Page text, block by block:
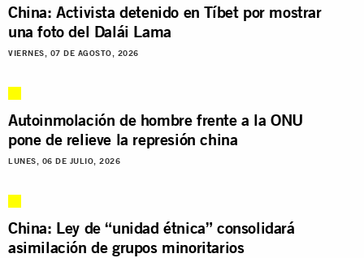
China: Activista detenido en Tíbet por mostrar
una foto del Dalái Lama
VIERNES, 07 DE AGOSTO, 2026
Autoinmolación de hombre frente a la ONU
pone de relieve la represión china
LUNES, 06 DE JULIO, 2026
China: Ley de “unidad étnica” consolidará
asimilación de grupos minoritarios